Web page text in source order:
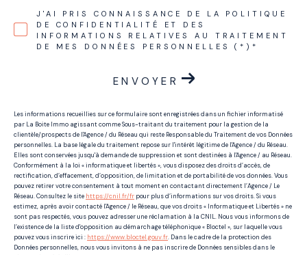
J'AI PRIS CONNAISSANCE DE LA POLITIQUE
DE CONFIDENTIALITÉ ET DES
INFORMATIONS RELATIVES AU TRAITEMENT
DE MES DONNÉES PERSONNELLES (*)*
ENVOYER
Les informations recueillies sur ce formulaire sont enregistrées dans un fichier informatisé
par La Boite Immo agissant comme Sous-traitant du traitement pour la gestion de la
clientèle/prospects de l'Agence / du Réseau qui reste Responsable du Traitement de vos Données
personnelles. La base légale du traitement repose sur l'intérêt légitime de l'Agence / du Réseau.
Elles sont conservées jusqu'à demande de suppression et sont destinées à l'Agence / au Réseau.
Conformément à la loi « informatique et libertés », vous disposez des droits d’accès, de
rectification, d’effacement, d’opposition, de limitation et de portabilité de vos données. Vous
pouvez retirer votre consentement à tout moment en contactant directement l’Agence / Le
Réseau. Consultez le site https://cnil.fr/fr pour plus d’informations sur vos droits. Si vous
estimez, après avoir contacté l'Agence / le Réseau, que vos droits « Informatique et Libertés » ne
sont pas respectés, vous pouvez adresser une réclamation à la CNIL. Nous vous informons de
l’existence de la liste d'opposition au démarchage téléphonique « Bloctel », sur laquelle vous
pouvez vous inscrire ici : https://www.bloctel.gouv.fr. Dans le cadre de la protection des
Données personnelles, nous vous invitons à ne pas inscrire de Données sensibles dans le